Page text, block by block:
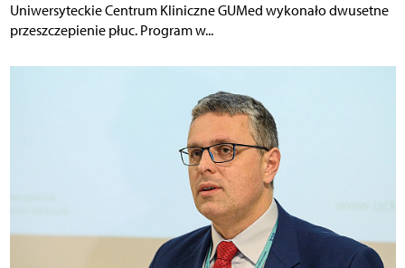
Uniwersyteckie Centrum Kliniczne GUMed wykonało dwusetne
przeszczepienie płuc. Program w...